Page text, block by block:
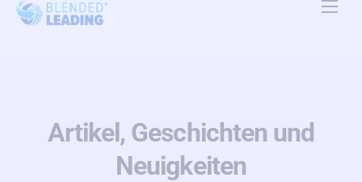
Artikel, Geschichten und
Neuigkeiten